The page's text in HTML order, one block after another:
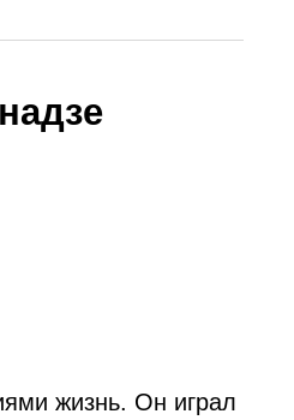
жизнь. Он играл